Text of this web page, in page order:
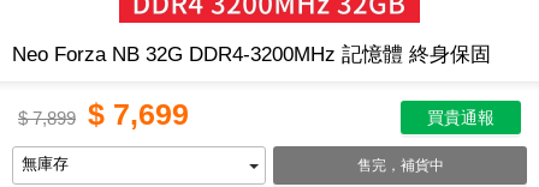
Neo Forza NB 32G DDR4-3200MHz 記憶體 終身保固
$7,899 $ 7,699 買貴通報
售完，補貨中